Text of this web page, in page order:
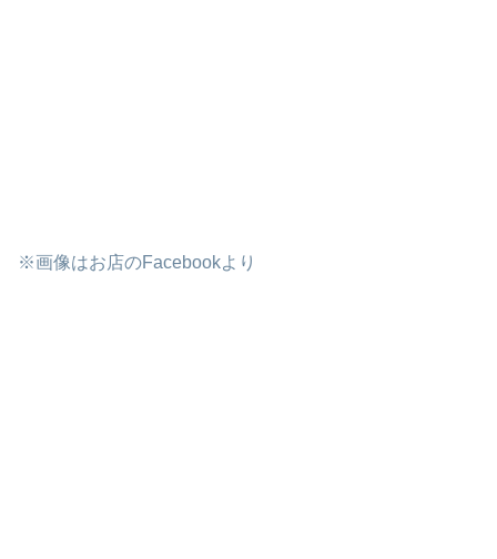
※画像はお店のFacebookより